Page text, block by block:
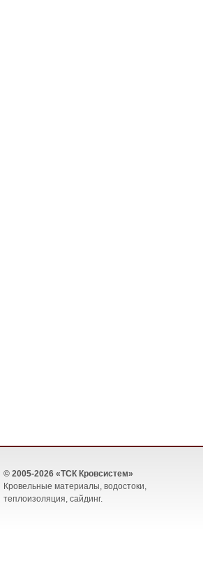
© 2005-2026 «ТСК Кровсистем»
Кровельные материалы, водостоки,
теплоизоляция, сайдинг.